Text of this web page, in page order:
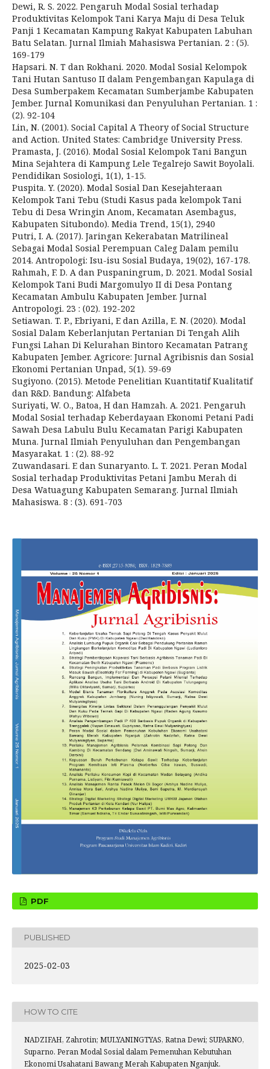
Dewi, R. S. 2022. Pengaruh Modal Sosial terhadap
Produktivitas Kelompok Tani Karya Maju di Desa Teluk
Panji 1 Kecamatan Kampung Rakyat Kabupaten Labuhan
Batu Selatan. Jurnal Ilmiah Mahasiswa Pertanian. 2 : (5).
169-179
Hapsari. N. T dan Rokhani. 2020. Modal Sosial Kelompok
Tani Hutan Santuso II dalam Pengembangan Kapulaga di
Desa Sumberpakem Kecamatan Sumberjambe Kabupaten
Jember. Jurnal Komunikasi dan Penyuluhan Pertanian. 1 :
(2). 92-104
Lin, N. (2001). Social Capital A Theory of Social Structure
and Action. United States: Cambridge University Press.
Pramasta, J. (2016). Modal Sosial Kelompok Tani Bangun
Mina Sejahtera di Kampung Lele Tegalrejo Sawit Boyolali.
Pendidikan Sosiologi, 1(1), 1-15.
Puspita. Y. (2020). Modal Sosial Dan Kesejahteraan
Kelompok Tani Tebu (Studi Kasus pada kelompok Tani
Tebu di Desa Wringin Anom, Kecamatan Asembagus,
Kabupaten Situbondo). Media Trend, 15(1), 2940
Putri, I. A. (2017). Jaringan Kekerabatan Matrilineal
Sebagai Modal Sosial Perempuan Caleg Dalam pemilu
2014. Antropologi: Isu-isu Sosial Budaya, 19(02), 167-178.
Rahmah, F. D. A dan Puspaningrum, D. 2021. Modal Sosial
Kelompok Tani Budi Margomulyo II di Desa Pontang
Kecamatan Ambulu Kabupaten Jember. Jurnal
Antropologi. 23 : (02). 192-202
Setiawan. T. P., Ebriyani, E dan Azilla, E. N. (2020). Modal
Sosial Dalam Keberlanjutan Pertanian Di Tengah Alih
Fungsi Lahan Di Kelurahan Bintoro Kecamatan Patrang
Kabupaten Jember. Agricore: Jurnal Agribisnis dan Sosial
Ekonomi Pertanian Unpad, 5(1). 59-69
Sugiyono. (2015). Metode Penelitian Kuantitatif Kualitatif
dan R&D. Bandung: Alfabeta
Suriyati, W. O., Batoa, H dan Hamzah. A. 2021. Pengaruh
Modal Sosial terhadap Keberdayaan Ekonomi Petani Padi
Sawah Desa Labulu Bulu Kecamatan Parigi Kabupaten
Muna. Jurnal Ilmiah Penyuluhan dan Pengembangan
Masyarakat. 1 : (2). 88-92
Zuwandasari. E dan Sunaryanto. L. T. 2021. Peran Modal
Sosial terhadap Produktivitas Petani Jambu Merah di
Desa Watuagung Kabupaten Semarang. Jurnal Ilmiah
Mahasiswa. 8 : (3). 691-703
PDF
PUBLISHED
2025-02-03
HOW TO CITE
NADZIFAH, Zahrotin; MULYANINGTYAS, Ratna Dewi; SUPARNO,
Suparno. Peran Modal Sosial dalam Pemenuhan Kebutuhan
Ekonomi Usahatani Bawang Merah Kabupaten Nganjuk.